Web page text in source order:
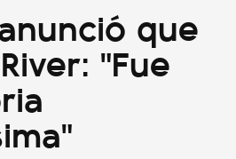
que
"Fue